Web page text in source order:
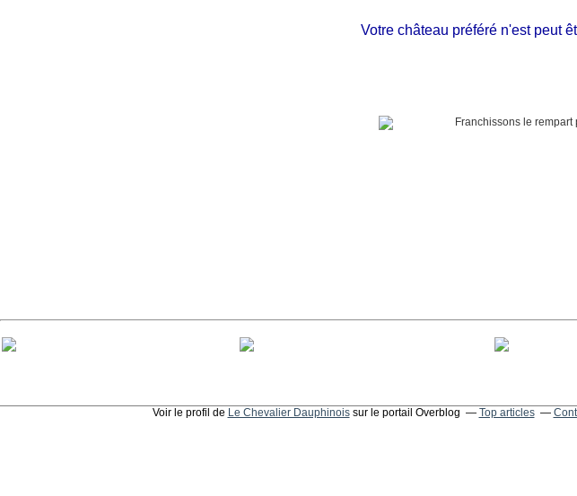
Votre château préféré n'est peut
Voir le profil de Le Chevalier Dauphinoissur le portail Overblog Top articles